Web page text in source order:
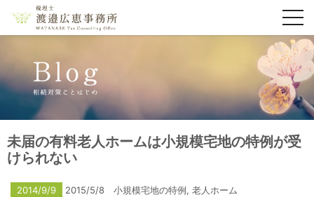
未届の有料老人ホームは小規模宅地の特例が受
けられない
2014/9/9 2015/5/8 小規模宅地の特例,老人ホーム